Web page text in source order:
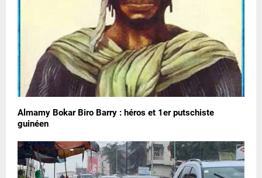
Almamy Bokar Biro Barry : héros et 1er putschiste
guinéen